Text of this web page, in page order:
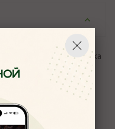
,закваска
5 суток